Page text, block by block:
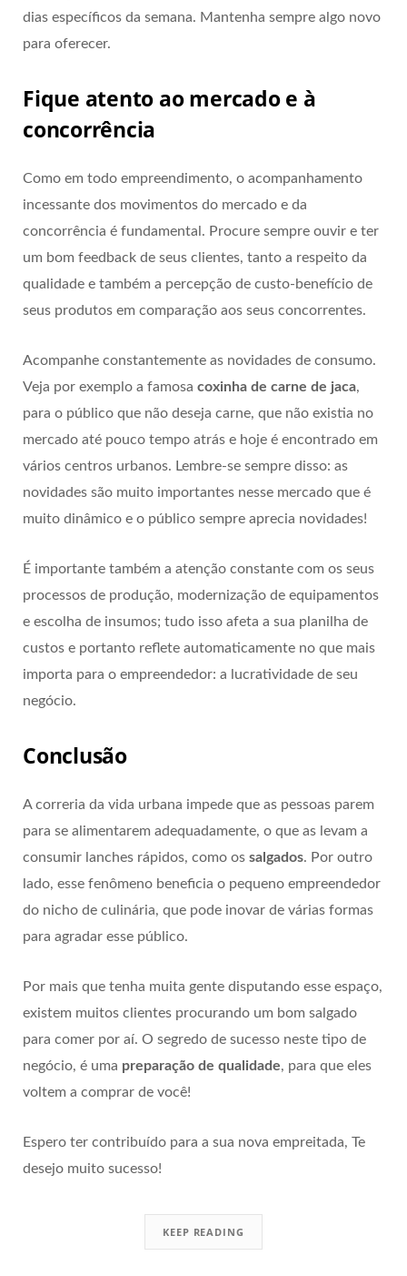
dias específicos da semana. Mantenha sempre algo novo
para oferecer.
Fique atento ao mercado e à
concorrência
Como em todo empreendimento, o acompanhamento
incessante dos movimentos do mercado e da
concorrência é fundamental. Procure sempre ouvir e ter
um bom feedback de seus clientes, tanto a respeito da
qualidade e também a percepção de custo-benefício de
seus produtos em comparação aos seus concorrentes.
Acompanhe constantemente as novidades de consumo.
Veja por exemplo a famosa coxinha de carne de jaca,
para o público que não deseja carne, que não existia no
mercado até pouco tempo atrás e hoje é encontrado em
vários centros urbanos. Lembre-se sempre disso: as
novidades são muito importantes nesse mercado que é
muito dinâmico e o público sempre aprecia novidades!
É importante também a atenção constante com os seus
processos de produção, modernização de equipamentos
e escolha de insumos; tudo isso afeta a sua planilha de
custos e portanto reflete automaticamente no que mais
importa para o empreendedor: a lucratividade de seu
negócio.
Conclusão
A correria da vida urbana impede que as pessoas parem
para se alimentarem adequadamente, o que as levam a
consumir lanches rápidos, como os salgados. Por outro
lado, esse fenômeno beneficia o pequeno empreendedor
do nicho de culinária, que pode inovar de várias formas
para agradar esse público.
Por mais que tenha muita gente disputando esse espaço,
existem muitos clientes procurando um bom salgado
para comer por aí. O segredo de sucesso neste tipo de
negócio, é uma preparação de qualidade, para que eles
voltem a comprar de você!
Espero ter contribuído para a sua nova empreitada, Te
desejo muito sucesso!
KEEP READING